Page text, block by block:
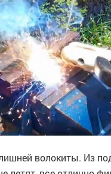
волокиты. Из